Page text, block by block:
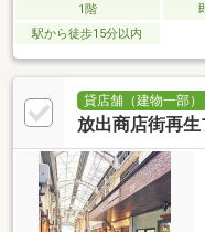
1階
駅から徒歩15分以内
貸店舗（建物一部）
放出商店街再